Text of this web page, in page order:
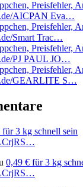
Preisfehler,
AICPAN Eva…
Preisfehler,
Smart Trac…
Preisfehler,
PJ PAUL JO…
Preisfehler,
GEARLITE S…
für 3 kg schnell sein
0,49 € für 3 kg